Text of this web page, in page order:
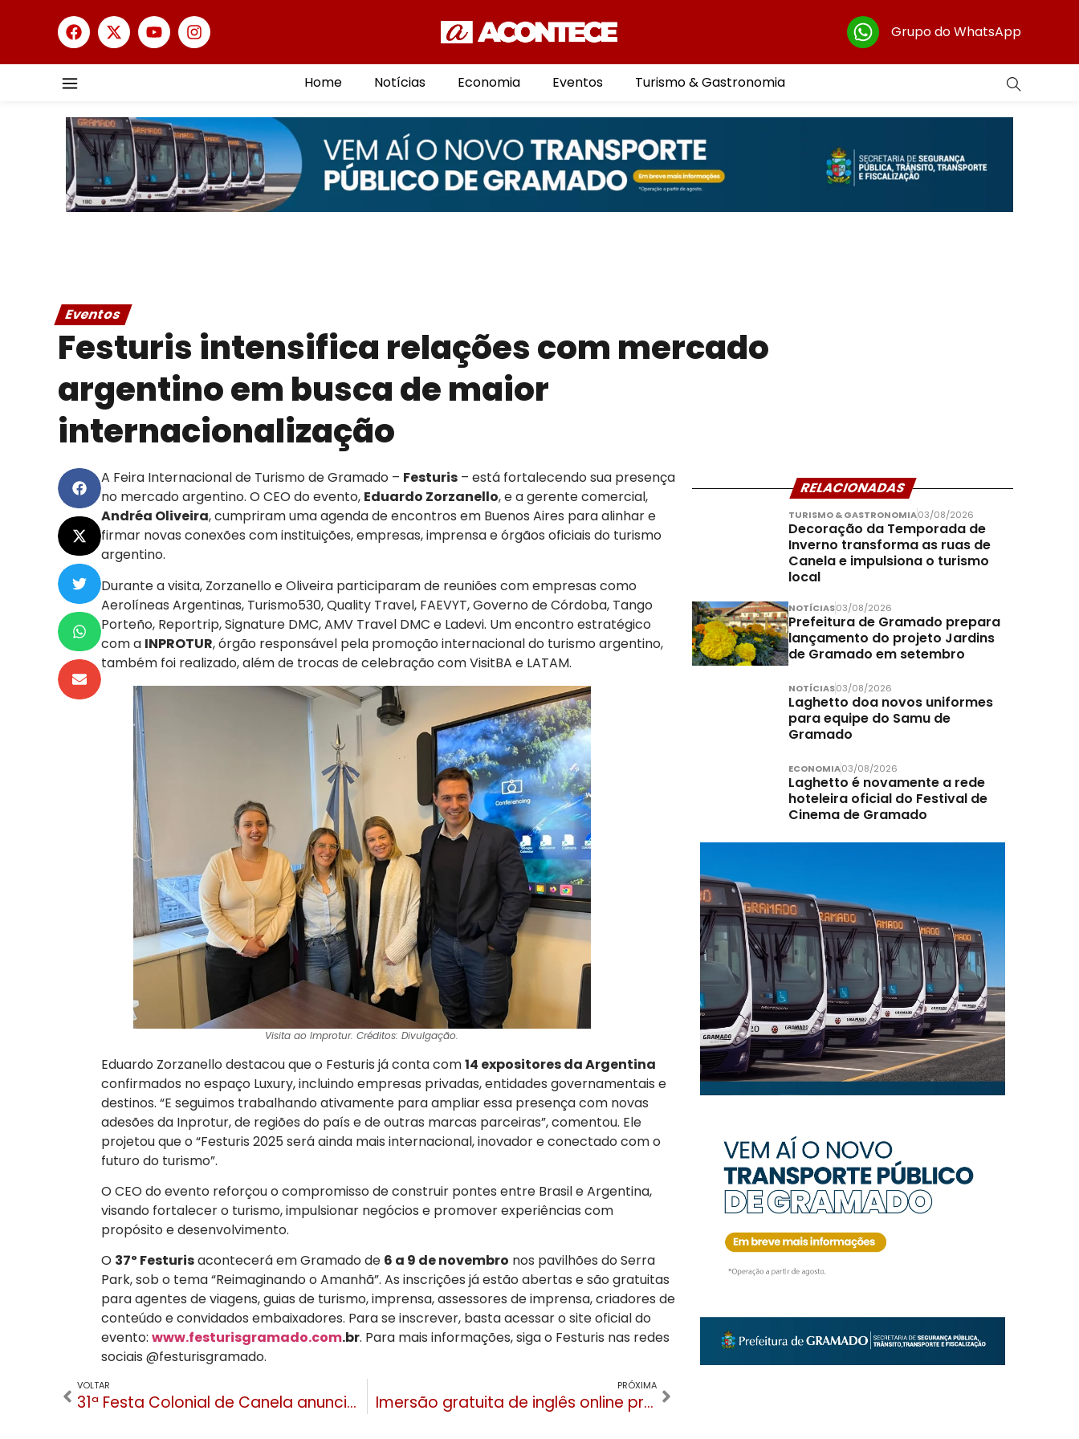
Grupo do WhatsApp
Home Notícias Economia Eventos Turismo & Gastronomia
Eventos
Festuris intensifica relações com mercado
argentino em busca de maior
internacionalização
A Feira Internacional de Turismo de Gramado – Festuris– está fortalecendo sua presença
no mercado argentino. O CEO do evento, Eduardo Zorzanello, e a gerente comercial,
Andréa Oliveira, cumpriram uma agenda de encontros em Buenos Aires para alinhar e
firmar novas conexões com instituições, empresas, imprensa e órgãos oficiais do turismo
argentino.
Durante a visita, Zorzanello e Oliveira participaram de reuniões com empresas como
Aerolíneas Argentinas, Turismo530, Quality Travel, FAEVYT, Governo de Córdoba, Tango
Porteño, Reportrip, Signature DMC, AMV Travel DMC e Ladevi. Um encontro estratégico
com a INPROTUR, órgão responsável pela promoção internacional do turismo argentino,
também foi realizado, além de trocas de celebração com VisitBA e LATAM.
Visita ao Improtur. Créditos: Divulgação.
Eduardo Zorzanello destacou que o Festuris já conta com14 expositores da Argentina
confirmados no espaço Luxury, incluindo empresas privadas, entidades governamentais e
destinos. “E seguimos trabalhando ativamente para ampliar essa presença com novas
adesões da Inprotur, de regiões do país e de outras marcas parceiras”, comentou. Ele
projetou que o “Festuris 2025 será ainda mais internacional, inovador e conectado com o
futuro do turismo”.
O CEO do evento reforçou o compromisso de construir pontes entre Brasil e Argentina,
visando fortalecer o turismo, impulsionar negócios e promover experiências com
propósito e desenvolvimento.
O 37º Festurisacontecerá em Gramado de 6 a 9 de novembro nos pavilhões do Serra
Park, sob o tema “Reimaginando o Amanhã”. As inscrições já estão abertas e são gratuitas
para agentes de viagens, guias de turismo, imprensa, assessores de imprensa, criadores de
conteúdo e convidados embaixadores. Para se inscrever, basta acessar o site oficial do
evento: www.festurisgramado.com.br. Para mais informações, siga o Festuris nas redes
sociais @festurisgramado.
VOLTAR
31ª Festa Colonial de Canela anuncia mais de 40 atrações culturais em edição gratuita
PRÓXIMA
Imersão gratuita de inglês online promete destravar a fluência feminina com professora da Serra Gaúcha
RELACIONADAS
TURISMO & GASTRONOMIA03/08/2026
Decoração da Temporada de
Inverno transforma as ruas de
Canela e impulsiona o turismo
local
NOTÍCIAS03/08/2026
Prefeitura de Gramado prepara
lançamento do projeto Jardins
de Gramado em setembro
NOTÍCIAS03/08/2026
Laghetto doa novos uniformes
para equipe do Samu de
Gramado
ECONOMIA03/08/2026
Laghetto é novamente a rede
hoteleira oficial do Festival de
Cinema de Gramado